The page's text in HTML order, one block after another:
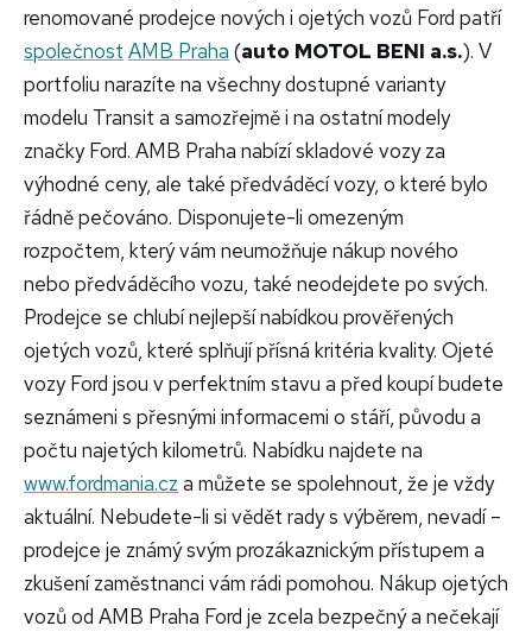
renomované prodejce nových i ojetých vozů Ford patří
společnost AMB Praha (auto MOTOL BENI a.s.). V
portfoliu narazíte na všechny dostupné varianty
modelu Transit a samozřejmě i na ostatní modely
značky Ford. AMB Praha nabízí skladové vozy za
výhodné ceny, ale také předváděcí vozy, o které bylo
řádně pečováno. Disponujete-li omezeným
rozpočtem, který vám neumožňuje nákup nového
nebo předváděcího vozu, také neodejdete po svých.
Prodejce se chlubí nejlepší nabídkou prověřených
ojetých vozů, které splňují přísná kritéria kvality. Ojeté
vozy Ford jsou v perfektním stavu a před koupí budete
seznámeni s přesnými informacemi o stáří, původu a
počtu najetých kilometrů. Nabídku najdete na
www.fordmania.cz a můžete se spolehnout, že je vždy
aktuální. Nebudete-li si vědět rady s výběrem, nevadí –
prodejce je známý svým prozákaznickým přístupem a
zkušení zaměstnanci vám rádi pomohou. Nákup ojetých
vozů od AMB Praha Ford je zcela bezpečný a nečekají